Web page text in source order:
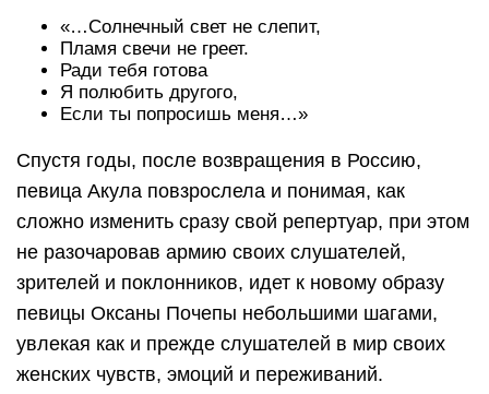
«…Солнечный свет не слепит,
Пламя свечи не греет.
Ради тебя готова
Я полюбить другого,
Если ты попросишь меня…»
Спустя годы, после возвращения в Россию,
певица Акула повзрослела и понимая, как
сложно изменить сразу свой репертуар, при этом
не разочаровав армию своих слушателей,
зрителей и поклонников, идет к новому образу
певицы Оксаны Почепы небольшими шагами,
увлекая как и прежде слушателей в мир своих
женских чувств, эмоций и переживаний.